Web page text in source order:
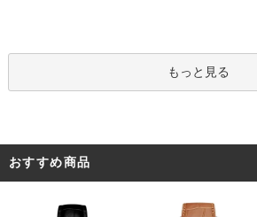
もっと見る
おすすめ商品